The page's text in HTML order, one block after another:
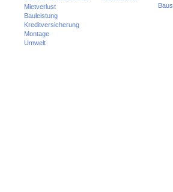
Mietverlust
Bauleistung
Kreditversicherung
Montage
Umwelt